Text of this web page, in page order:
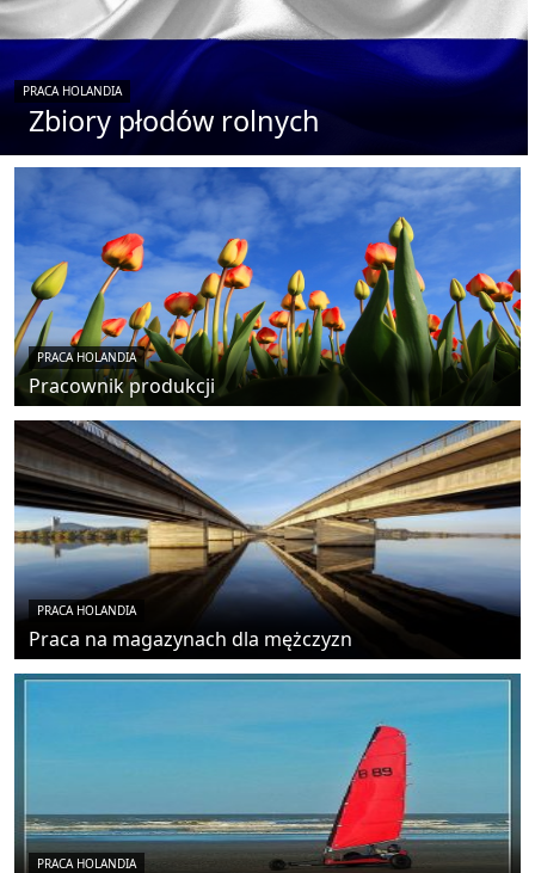
PRACA HOLANDIA
Zbiory płodów rolnych
PRACA HOLANDIA
Pracownik produkcji
PRACA HOLANDIA
Praca na magazynach dla mężczyzn
PRACA HOLANDIA